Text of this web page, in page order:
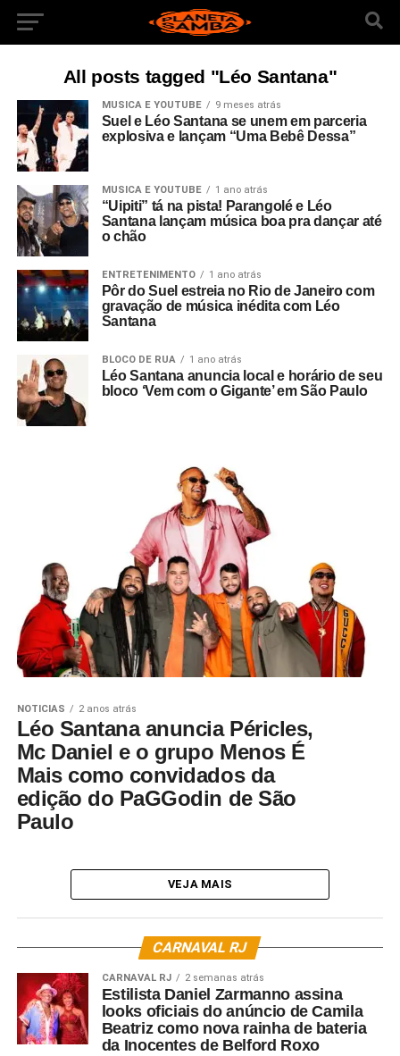
All posts tagged "Léo Santana"
MUSICA E YOUTUBE 9 meses atrás
Suel e Léo Santana se unem em parceria
explosiva e lançam “Uma Bebê Dessa”
MUSICA E YOUTUBE 1 ano atrás
“Uipiti” tá na pista! Parangolé e Léo
Santana lançam música boa pra dançar até
o chão
ENTRETENIMENTO 1 ano atrás
Pôr do Suel estreia no Rio de Janeiro com
gravação de música inédita com Léo
Santana
BLOCO DE RUA 1 ano atrás
Léo Santana anuncia local e horário de seu
bloco ‘Vem com o Gigante’ em São Paulo
NOTICIAS 2 anos atrás
Léo Santana anuncia Péricles,
Mc Daniel e o grupo Menos É
Mais como convidados da
edição do PaGGodin de São
Paulo
VEJA MAIS
CARNAVAL RJ
CARNAVAL RJ 2 semanas atrás
Estilista Daniel Zarmanno assina
looks oficiais do anúncio de Camila
Beatriz como nova rainha de bateria
da Inocentes de Belford Roxo